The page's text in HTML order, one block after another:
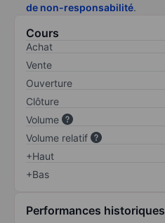
de non-responsabilité.
Cours
Achat
Vente
Ouverture
Clôture
Volume
Volume relatif
+Haut
+Bas
Performances historiques